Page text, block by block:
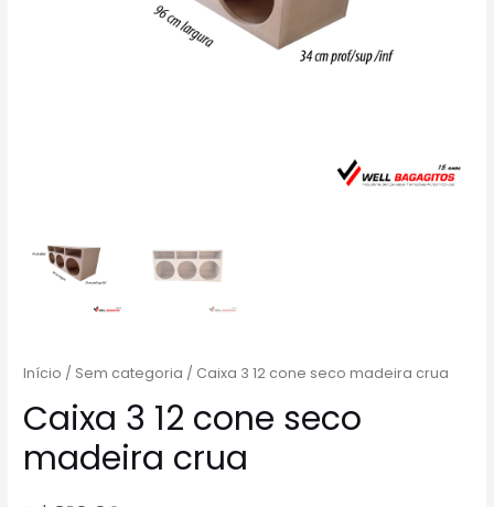
Início / Sem categoria / Caixa 3 12 cone seco madeira crua
Caixa 3 12 cone seco
madeira crua